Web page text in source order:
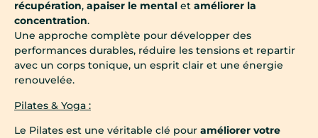
récupération, apaiser le mental et améliorer la
concentration.
Une approche complète pour développer des
performances durables, réduire les tensions et repartir
avec un corps tonique, un esprit clair et une énergie
renouvelée.
Pilates & Yoga :
Le Pilates est une véritable clé pour améliorer votre